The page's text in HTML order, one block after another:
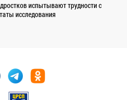
испытывают трудности с
исследования